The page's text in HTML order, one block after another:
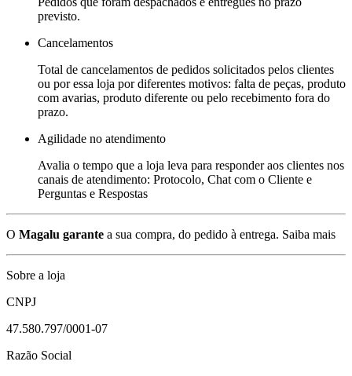
previsto.
Cancelamentos
Total de cancelamentos de pedidos solicitados pelos clientes
ou por essa loja por diferentes motivos: falta de peças, produto
com avarias, produto diferente ou pelo recebimento fora do
prazo.
Agilidade no atendimento
Avalia o tempo que a loja leva para responder aos clientes nos
canais de atendimento: Protocolo, Chat com o Cliente e
Perguntas e Respostas
O Magalu garante a sua compra, do pedido à entrega. Saiba mais
Sobre a loja
CNPJ
47.580.797/0001-07
Razão Social